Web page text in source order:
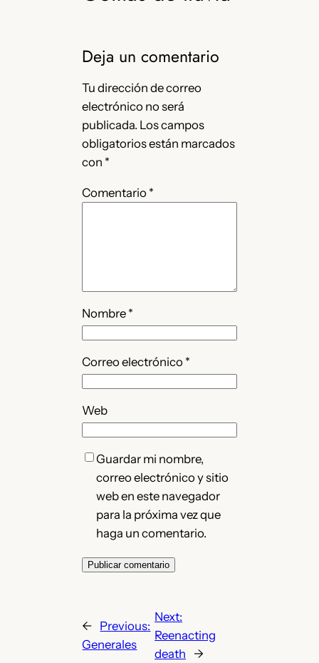
Deja un comentario
Tu dirección de correo
electrónico no será
publicada. Los campos
obligatorios están marcados
con *
Comentario *
Nombre *
Correo electrónico *
Web
Guardar mi nombre,
correo electrónico y sitio
web en este navegador
para la próxima vez que
haga un comentario.
← Previous:
Generales
Next:
Reenacting
death
→